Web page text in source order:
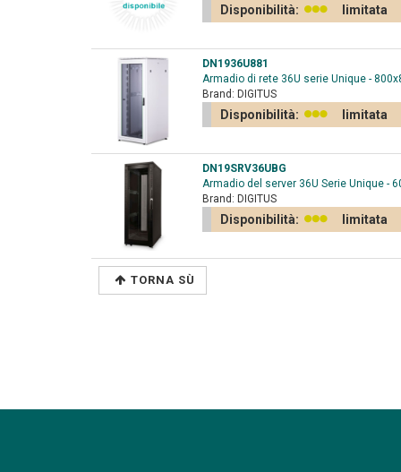
Disponibilità: limitata
DN1936U881
Armadio di rete 36U serie Unique -
Brand: DIGITUS
Disponibilità: limitata
DN19SRV36UBG
Armadio del server 36U Serie Unique -
Brand: DIGITUS
Disponibilità: limitata
TORNA SÙ